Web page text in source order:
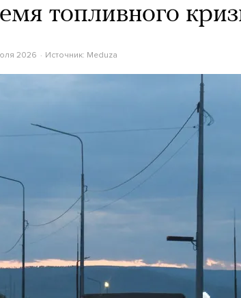
топливного
2026 Источник: Meduza